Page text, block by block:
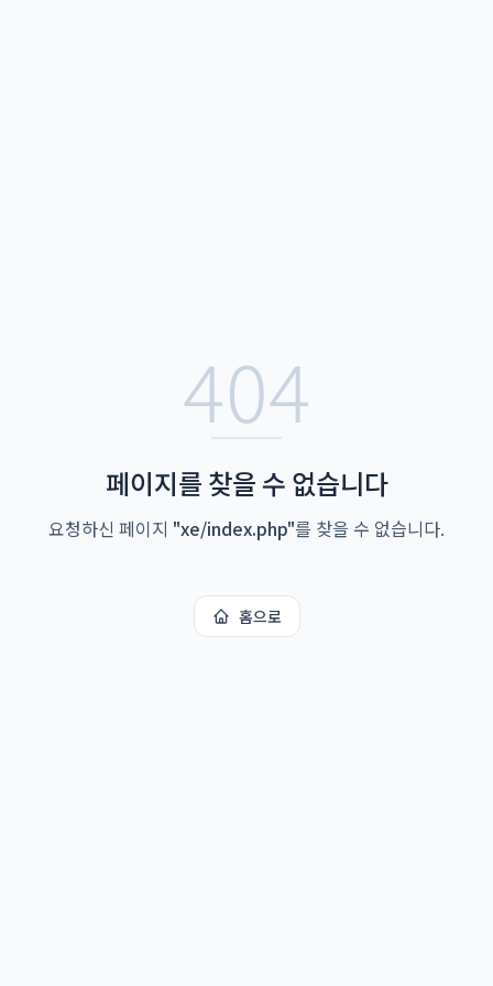
404
페이지를 찾을 수 없습니다
요청하신 페이지 "xe/index.php"를 찾을 수 없습니다.
홈으로